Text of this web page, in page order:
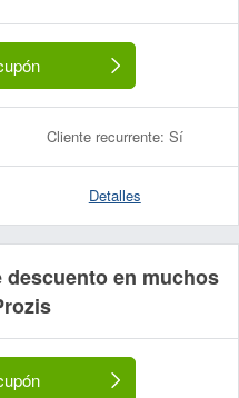
Cliente recurrente: Sí
Detalles
descuento en muchos